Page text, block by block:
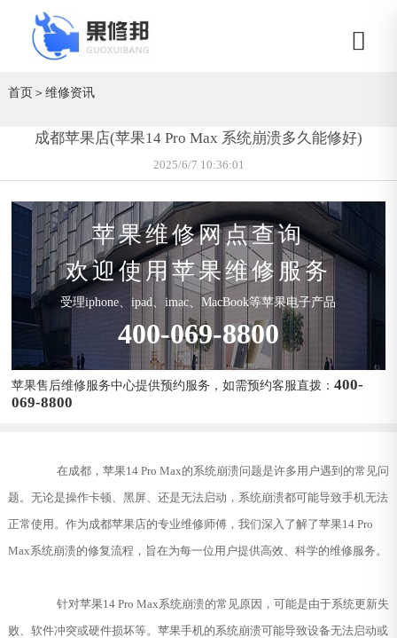
首页＞维修资讯
成都苹果店(苹果14 Pro Max 系统崩溃多久能修好)
2025/6/7 10:36:01
苹果维修网点查询
欢迎使用苹果维修服务
受理iphone、ipad、imac、MacBook等苹果电子产品
400-069-8800
苹果售后维修服务中心提供预约服务，如需预约客服直拨：400-
069-8800
在成都，苹果14 Pro Max的系统崩溃问题是许多用户遇到的常见问
题。无论是操作卡顿、黑屏、还是无法启动，系统崩溃都可能导致手机无法
正常使用。作为成都苹果店的专业维修师傅，我们深入了解了苹果14 Pro
Max系统崩溃的修复流程，旨在为每一位用户提供高效、科学的维修服务。
针对苹果14 Pro Max系统崩溃的常见原因，可能是由于系统更新失
败、软件冲突或硬件损坏等。苹果手机的系统崩溃可能导致设备无法启动或